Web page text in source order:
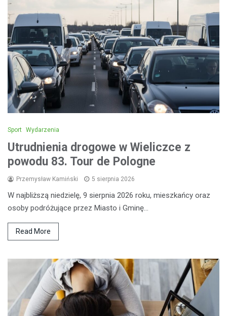
Sport Wydarzenia
Utrudnienia drogowe w Wieliczce z
powodu 83. Tour de Pologne
Przemysław Kamiński 5 sierpnia 2026
W najbliższą niedzielę, 9 sierpnia 2026 roku, mieszkańcy oraz
osoby podróżujące przez Miasto i Gminę…
Read More